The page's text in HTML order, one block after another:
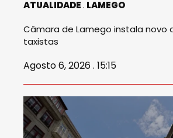
ATUALIDADE LAMEGO
Câmara de Lamego instala novo
taxistas
Agosto 6, 2026 . 15:15